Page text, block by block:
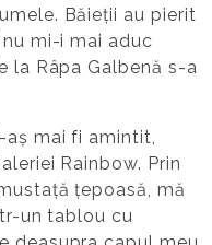
Băieții au pierit
mi-i mai aduc
la Râpa Galbenă s-a
mai fi amintit,
Rainbow. Prin
țepoasă, mă
un tablou cu